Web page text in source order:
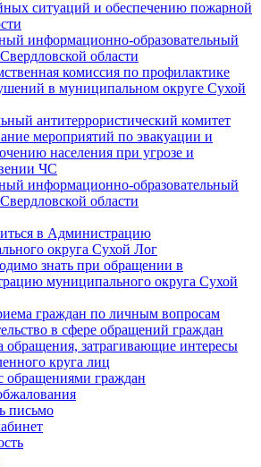
ситуаций и обеспечению пожарной
информационно-образовательный
области
комиссия по профилактике
в муниципальном округе Сухой
антитеррористический комитет
мероприятий по эвакуации и
населения при угрозе и
ЧС
информационно-образовательный
области
в Администрацию
округа Сухой Лог
знать при обращении в
муниципального округа Сухой
граждан по личным вопросам
в сфере обращений граждан
обращения, затрагивающие интересы
круга лиц
обращениями граждан
письмо